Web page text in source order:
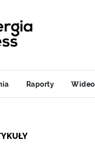
Raporty Wideo